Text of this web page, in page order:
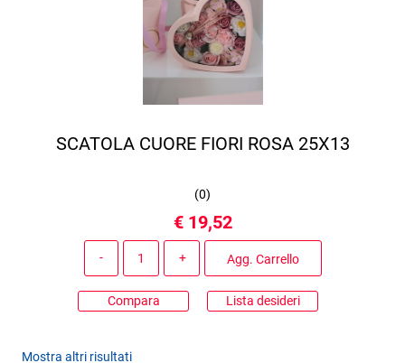
SCATOLA CUORE FIORI ROSA 25X13
(0)
€ 19,52
Agg. Carrello
Compara Lista desideri
Mostra altri risultati